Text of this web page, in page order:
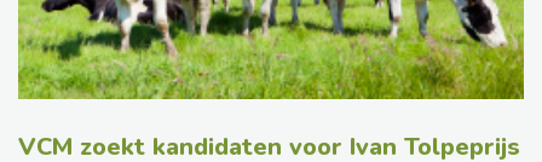
VCM zoekt kandidaten voor Ivan Tolpeprijs